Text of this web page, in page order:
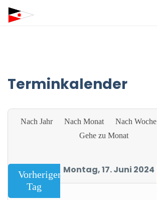
Terminkalender
Nach Jahr Nach Monat Nach Woche
Gehe zu Monat
Vorheriger
Tag
Montag, 17. Juni 2024